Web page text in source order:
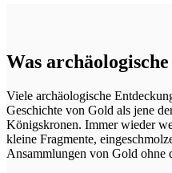
Was
Viele archäologische
Geschichte von Gold als jene
Königskronen. Immer wieder
kleine Fragmente,
Ansammlungen von Gold ohne